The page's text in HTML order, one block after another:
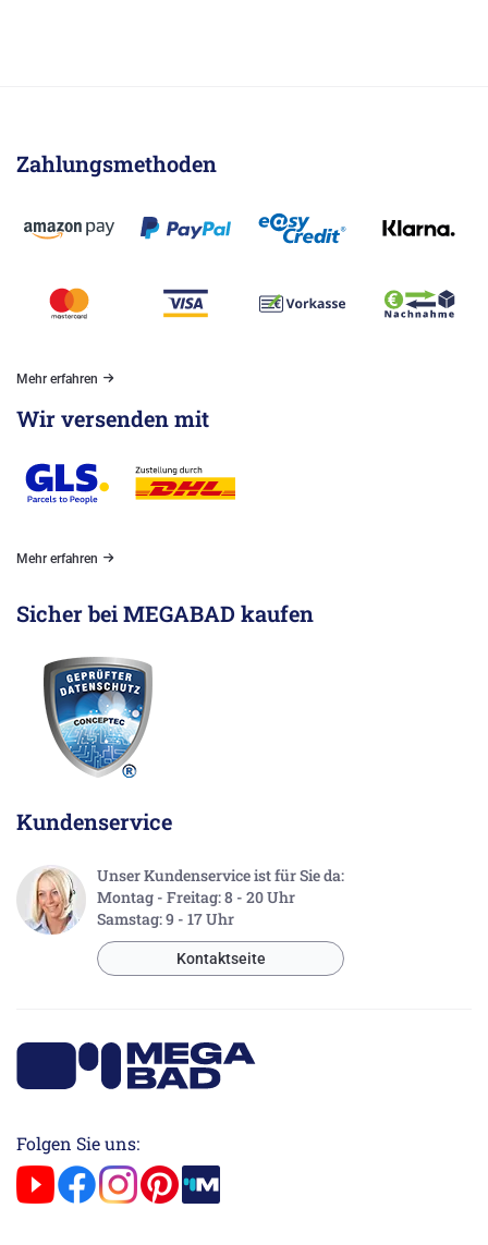
Zahlungsmethoden
Mehr erfahren
Wir versenden mit
Mehr erfahren
Sicher bei MEGABAD kaufen
Kundenservice
Unser Kundenservice ist für Sie da:
Montag - Freitag: 8 - 20 Uhr
Samstag: 9 - 17 Uhr
Kontaktseite
Folgen Sie uns: